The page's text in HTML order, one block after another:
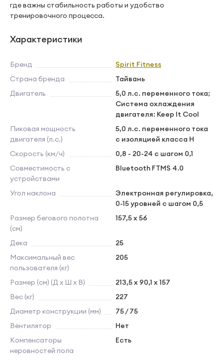
где важны стабильность работы и удобство
тренировочного процесса.
Характеристики
Бренд
Spirit Fitness
Страна бренда
Тайвань
Двигатель
5,0 л.с. переменного тока;
Система охлаждения
двигателя: Keep It Cool
Пиковая мощность
двигателя (л.с.)
5,0 л.с. переменного тока
с изоляцией класса H
Скорость (км/ч)
0,8 - 20-24 с шагом 0,1
Совместимость с
устройствами
Bluetooth FTMS 4.0
Угол наклона
Электронная регулировка,
0-15 уровней с шагом 0,5
Размер бегового полотна
(см)
157,5 х 56
Дека
25
Максимальный вес
пользователя (кг)
205
Размер (см) (Д х Ш х В)
213,5 х 90,1 х 157
Вес (кг)
227
Диаметр конструкции (мм)
75 / 75
Вентилятор
Нет
Компенсаторы
неровностей пола
Есть